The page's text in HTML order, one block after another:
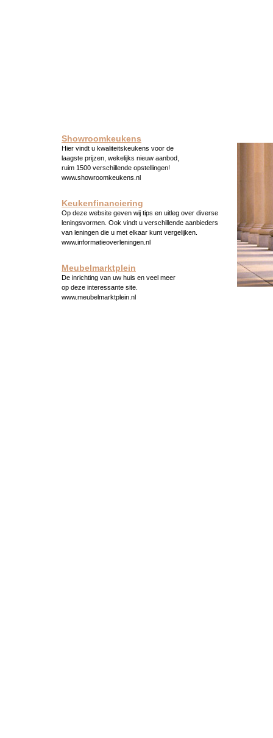
Showroomkeukens
Hier vindt u kwaliteitskeukens voor de
laagste prijzen, wekelijks nieuw aanbod,
ruim 1500 verschillende opstellingen!
www.showroomkeukens.nl
Keukenfinanciering
Op deze website geven wij tips en uitleg over diverse
leningsvormen. Ook vindt u verschillende aanbieders
van leningen die u met elkaar kunt vergelijken.
www.informatieoverleningen.nl
Meubelmarktplein
De inrichting van uw huis en veel meer
op deze interessante site.
www.meubelmarktplein.nl